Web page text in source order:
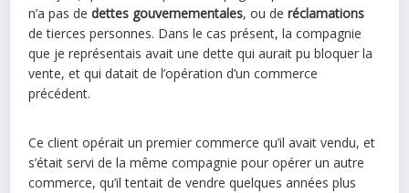
n’a pas dedettes gouvernementales, ou deréclamations
de tierces personnes. Dans le cas présent, la compagnie
que je représentais avait une dette qui aurait pu bloquer la
vente, et qui datait de l’opération d’un commerce
précédent.
Ce client opérait un premier commerce qu’il avait vendu, et
s’était servi de la même compagnie pour opérer un autre
commerce, qu’il tentait de vendre quelques années plus